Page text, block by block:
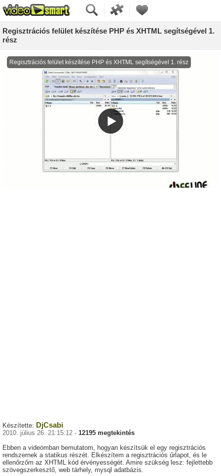
Regisztrációs felület készítése PHP és XHTML segítségével 1.
rész
Készítette: DjCsabi
2010. július 26. 21:15:12 - 12195 megtekintés
Ebben a videómban bemutatom, hogyan készítsük el egy regisztrációs
rendszernek a statikus részét. Elkészítem a regisztrációs űrlapot, és le
ellenőrzőm az XHTML kód érvényességét. Amire szükség lesz: fejlettebb
szövegszerkesztő, web tárhely, mysql adatbázis.